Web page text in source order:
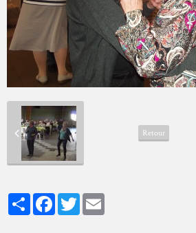
Retour
PartagerFacebookTwitter